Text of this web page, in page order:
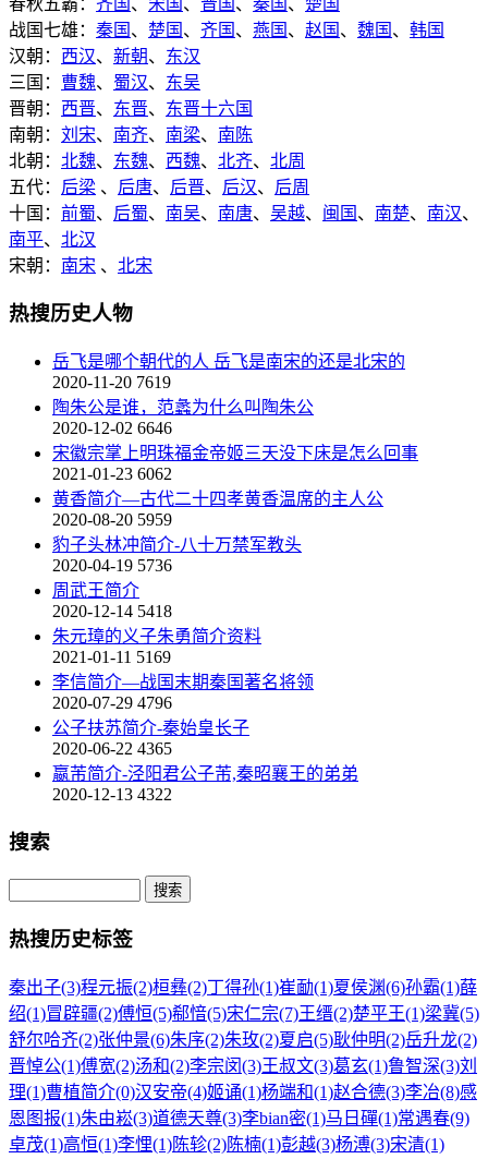
战国七雄： 秦国 、 楚国 、 齐国 、 燕国 、 赵国 、 魏国 、 韩国
汉朝： 西汉、 新朝、 东汉
三国： 曹魏、 蜀汉、 东吴
晋朝： 西晋、 东晋、 东晋十六国
南朝： 刘宋、 南齐、 南梁、 南陈
北朝： 北魏、 东魏、 西魏、 北齐、 北周
五代： 后梁 、 后唐、 后晋、 后汉、 后周
十国： 前蜀、 后蜀、 南吴、 南唐、 吴越、 闽国 、 南楚、 南汉、
南平、 北汉
宋朝： 南宋 、 北宋
热搜历史人物
岳飞是哪个朝代的人 岳飞是南宋的还是北宋的
2020-11-20 7619
陶朱公是谁，范蠡为什么叫陶朱公
2020-12-02 6646
宋徽宗掌上明珠福金帝姬三天没下床是怎么回事
2021-01-23 6062
黄香简介—古代二十四孝黄香温席的主人公
2020-08-20 5959
豹子头林冲简介-八十万禁军教头
2020-04-19 5736
周武王简介
2020-12-14 5418
朱元璋的义子朱勇简介资料
2021-01-11 5169
李信简介—战国末期秦国著名将领
2020-07-29 4796
公子扶苏简介-秦始皇长子
2020-06-22 4365
嬴芾简介-泾阳君公子芾,秦昭襄王的弟弟
2020-12-13 4322
搜索
热搜历史标签
秦出子(3)程元振(2)桓彝(2)丁得孙(1)崔勔(1)夏侯渊(6)孙霸(1)薛
绍(1)冒辟疆(2)傅恒(5)郗愔(5)宋仁宗(7)王缙(2)楚平王(1)梁冀(5)
舒尔哈齐(2)张仲景(6)朱序(2)朱玫(2)夏启(5)耿仲明(2)岳升龙(2)
晋悼公(1)傅宽(2)汤和(2)李宗闵(3)王叔文(3)葛玄(1)鲁智深(3)刘
理(1)曹植简介(0)汉安帝(4)姬诵(1)杨端和(1)赵合德(3)李冶(8)感
恩图报(1)朱由崧(3)道德天尊(3)李bian密(1)马日磾(1)常遇春(9)
卓茂(1)高恒(1)李悝(1)陈轸(2)陈楠(1)彭越(3)杨溥(3)宋清(1)